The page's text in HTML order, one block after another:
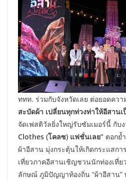
ททท. ร่วมกับจังหวัดเลย ต่อยอดควา
สะบัดผ้า เปลี่ยนทุกท่วงท่าให้อีสานเ
จัดเฟสติวัลยิ่งใหญ่รับซัมเมอร์นี้ กับ
Clothes (โคลซ) แฟชั่นเลย” ตอกย้
ผ้าอีสาน มุ่งกระตุ้นให้เกิดกระแสก
เที่ยวภาคอีสานเชิญชวนนักท่องเที่ย
ลักษณ์ ภูมิปัญญาท้องถิ่น “ผ้าอีสาน”